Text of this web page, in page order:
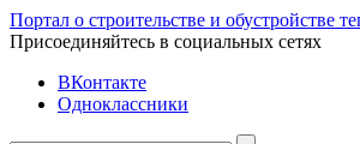
Портал о строительстве и обустройстве
Присоединяйтесь в социальных сетях
ВКонтакте
Одноклассники